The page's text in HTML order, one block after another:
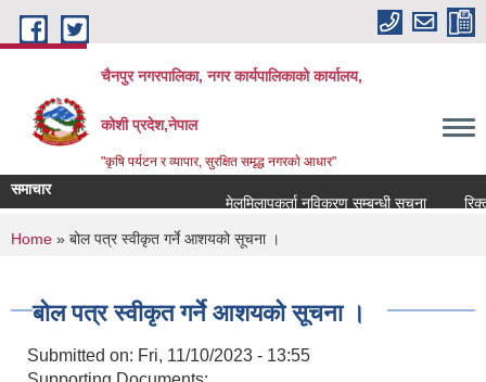
Skip to main content
चैनपुर नगरपालिका, नगर कार्यपालिकाको कार्यालय,
कोशी प्रदेश,नेपाल
"कृषि पर्यटन र व्यापार, सुरक्षित समृद्ध नगरकाे आधार"
समाचार
मेलमिलापकर्ता नविकरण सम्बन्धी सूचना
You are here
Home » बोल पत्र स्वीकृत गर्ने आशयको सूचना ।
बोल पत्र स्वीकृत गर्ने आशयको सूचना ।
Submitted on: Fri, 11/10/2023 - 13:55